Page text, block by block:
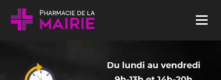
Skip to content
Menu